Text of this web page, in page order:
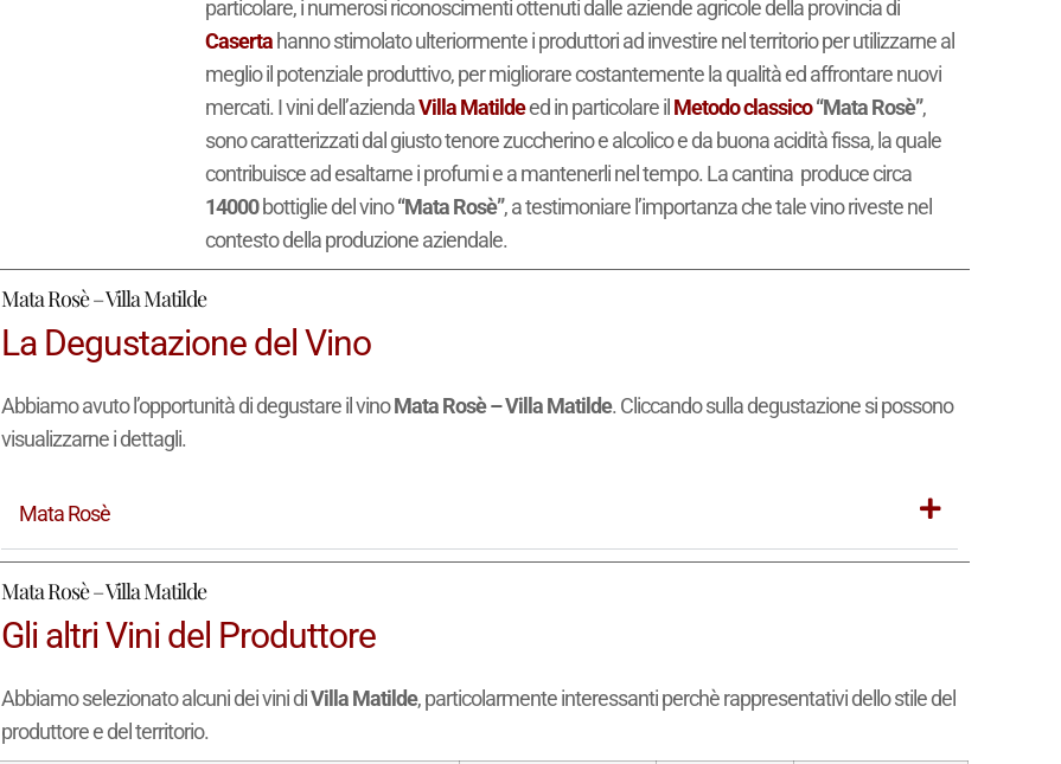
particolare, i numerosi riconoscimenti ottenuti dalle aziende agricole della provincia di
Casertahanno stimolato ulteriormente i produttori ad investire nel territorio per utilizzarne al
meglio il potenziale produttivo, per migliorare costantemente la qualità ed affrontare nuovi
mercati. I vini dell’aziendaVilla Matildeed in particolare il Metodo classico “Mata Rosè”,
sono caratterizzati dal giusto tenore zuccherino e alcolico e da buona acidità fissa, la quale
contribuisce ad esaltarne i profumi e a mantenerli nel tempo. La cantina produce circa
14000bottiglie del vino“Mata Rosè”, a testimoniare l’importanza che tale vino riveste nel
contesto della produzione aziendale.
Mata Rosè – Villa Matilde
La Degustazione del Vino
Abbiamo avuto l’opportunità di degustare il vinoMata Rosè – Villa Matilde. Cliccando sulla degustazione si possono
visualizzarne i dettagli.
Mata Rosè
Mata Rosè – Villa Matilde
Gli altri Vini del Produttore
Abbiamo selezionato alcuni dei vini diVilla Matilde, particolarmente interessanti perchè rappresentativi dello stile del
produttore e del territorio.